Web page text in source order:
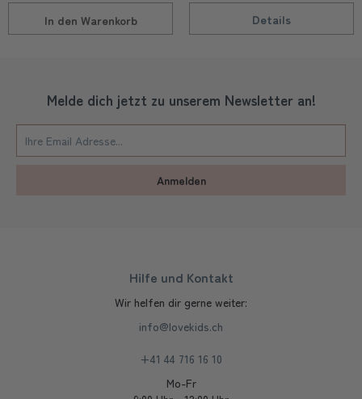
In den Warenkorb Details
Melde dich jetzt zu unserem Newsletter an!
Anmelden
Hilfe und Kontakt
Wir helfen dir gerne weiter:
info@lovekids.ch
+41 44 716 16 10
Mo-Fr